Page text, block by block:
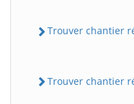
Trouver chantier
Trouver chantier